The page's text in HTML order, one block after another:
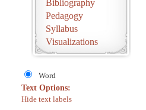
Bibliography
Pedagogy
Syllabus
Visualizations
Word
Text Options:
Hide text labels